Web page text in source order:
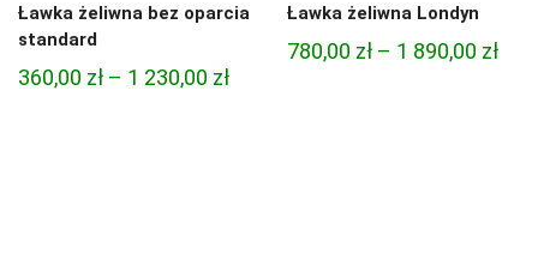
Ławka żeliwna bez oparcia
standard
360,00 zł – 1 230,00 złZakres
Ławka żeliwna Londyn
780,00 zł – 1 890,00 zł